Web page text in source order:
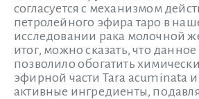
согласуется с механизмом
петролейного эфира таро в
исследовании рака молочной
итог, можно сказать, что
позволило обогатить
эфирной части Tara acuminata и
активные ингредиенты,